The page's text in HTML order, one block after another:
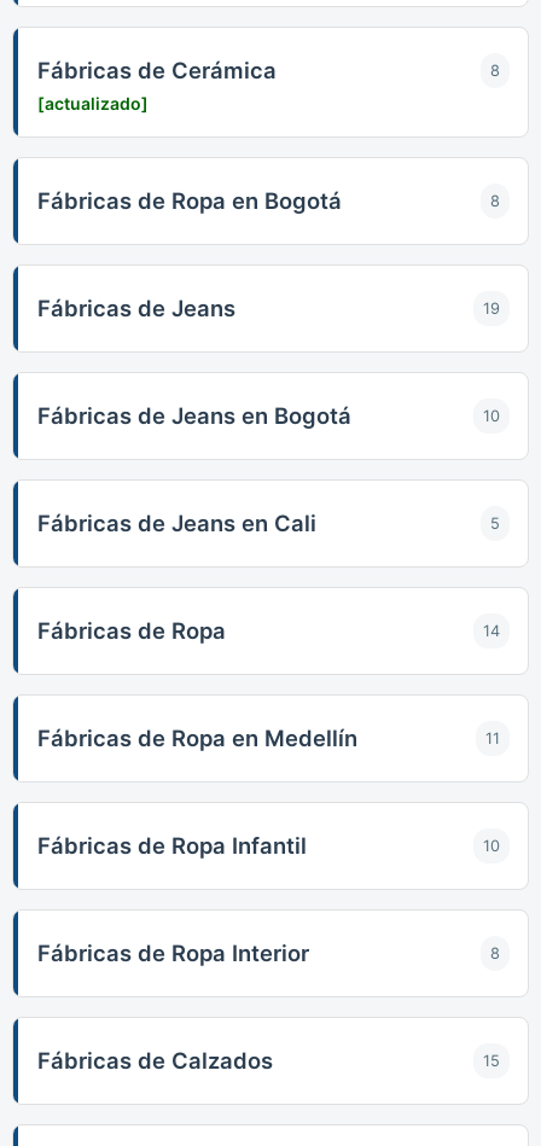
Fábricas de Cerámica 8
[actualizado]
Fábricas de Ropa en Bogotá 8
Fábricas de Jeans 19
Fábricas de Jeans en Bogotá 10
Fábricas de Jeans en Cali 5
Fábricas de Ropa 14
Fábricas de Ropa en Medellín 11
Fábricas de Ropa Infantil 10
Fábricas de Ropa Interior 8
Fábricas de Calzados 15